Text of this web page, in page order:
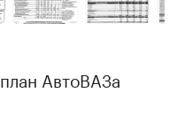
АвтоВАЗа